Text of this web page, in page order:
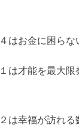
はお金に困らな
は才能を最大限
は幸福が訪れる